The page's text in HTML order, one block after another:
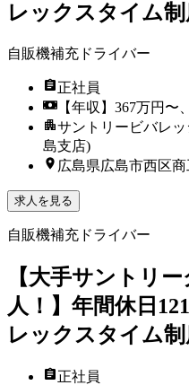
レックスタイム制
自販機補充ドライバー
正社員
【年収】367万円〜
サントリービバレ
島支店)
広島県広島市西区
求人を見る
自販機補充ドライバー
【大手サントリ
人！】年間休日
レックスタイム制
正社員